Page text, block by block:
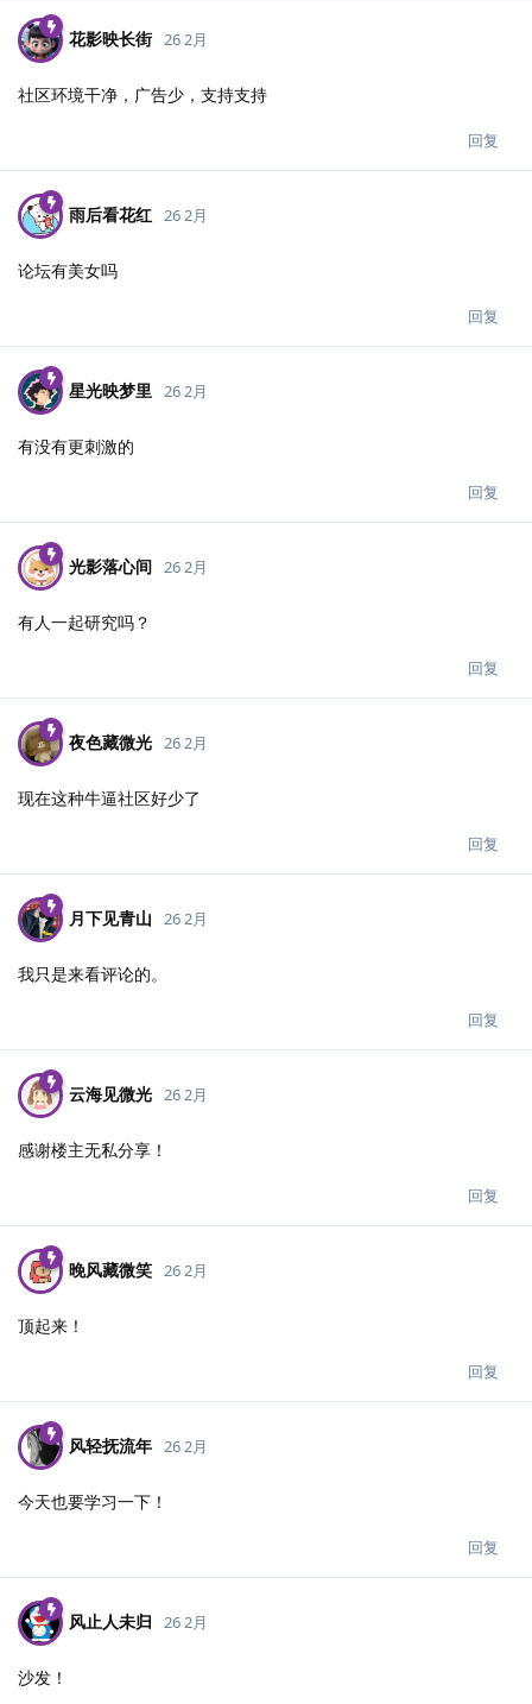
花影映长街 26 2月
社区环境干净，广告少，支持支持
回复
雨后看花红 26 2月
论坛有美女吗
回复
星光映梦里 26 2月
有没有更刺激的
回复
光影落心间 26 2月
有人一起研究吗？
回复
夜色藏微光 26 2月
现在这种牛逼社区好少了
回复
月下见青山 26 2月
我只是来看评论的。
回复
云海见微光 26 2月
感谢楼主无私分享！
回复
晚风藏微笑 26 2月
顶起来！
回复
风轻抚流年 26 2月
今天也要学习一下！
回复
风止人未归 26 2月
沙发！